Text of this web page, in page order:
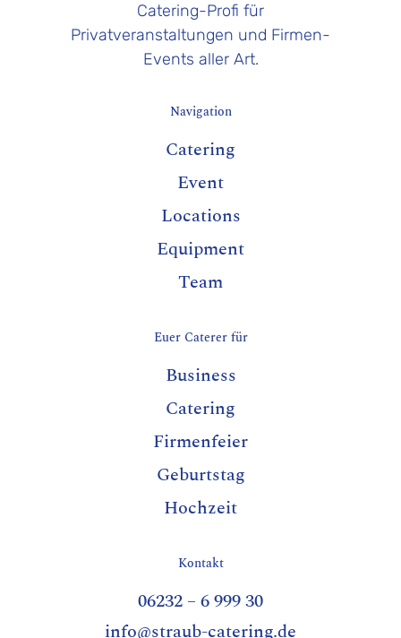
Catering-Profi für
Privatveranstaltungen und Firmen-
Events aller Art.
Navigation
Catering
Event
Locations
Equipment
Team
Euer Caterer für
Business
Catering
Firmenfeier
Geburtstag
Hochzeit
Kontakt
06232 – 6 999 30
info@straub-catering.de